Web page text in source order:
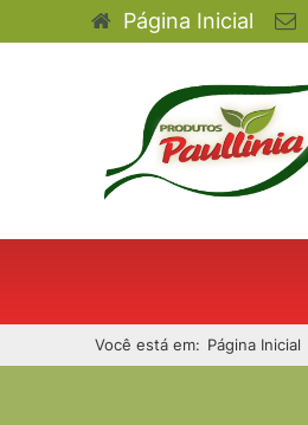
Página Inicial
Você está em: Página Inicial